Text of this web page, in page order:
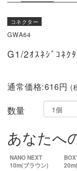
コネクター
GWA64
G1/2ｵｽﾈｼﾞｺﾈｸ
通常価格:616円 (
数量
あなたへ
NANO NEXT
10m(ブラウン)